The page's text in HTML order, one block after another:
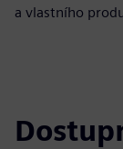
a vlastního